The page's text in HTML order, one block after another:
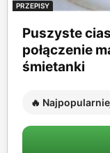
PRZEPISY
Puszyste
połączenie
śmietanki
🔥